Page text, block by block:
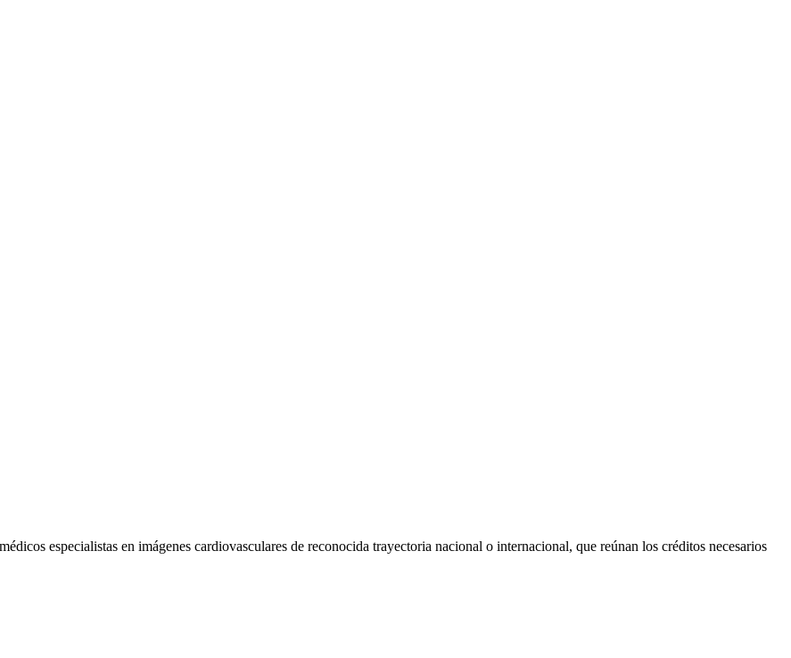
especialistas en imágenes cardiovasculares de reconocida trayectoria nacional o internacional, que reúnan los créditos necesarios